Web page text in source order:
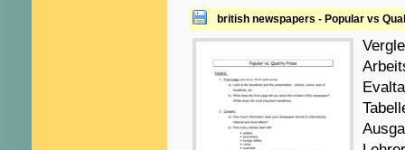
british newspapers - Popular vs